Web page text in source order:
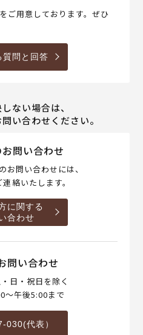
ご用意しております。ぜひ
質問と回答
ない場合は、
い合わせください。
問い合わせ
お問い合わせには、
絡いたします。
に関する
合わせ
問い合わせ
日・祝日を除く
～午後5:00まで
030(代表）